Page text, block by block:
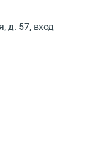
д. 57, вход